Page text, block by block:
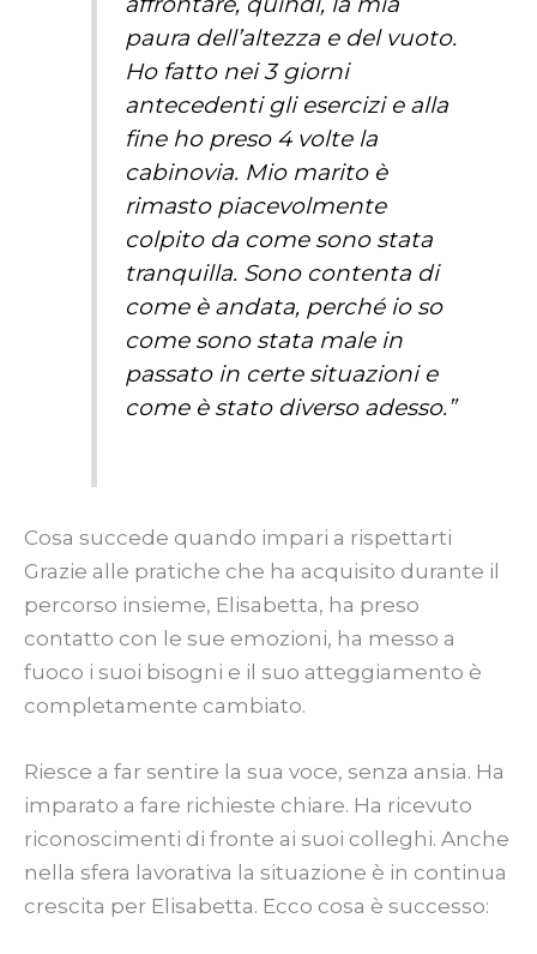
paura dell’altezza e del vuoto.
Ho fatto nei 3 giorni
antecedenti gli esercizi e alla
fine ho preso 4 volte la
cabinovia. Mio marito è
rimasto piacevolmente
colpito da come sono stata
tranquilla. Sono contenta di
come è andata, perché io so
come sono stata male in
passato in certe situazioni e
come è stato diverso adesso.”
Cosa succede quando impari a rispettarti
Grazie alle pratiche che ha acquisito durante il
percorso insieme, Elisabetta, ha preso
contatto con le sue emozioni, ha messo a
fuoco i suoi bisogni e il suo atteggiamento è
completamente cambiato.
Riesce a far sentire la sua voce, senza ansia. Ha
imparato a fare richieste chiare. Ha ricevuto
riconoscimenti di fronte ai suoi colleghi. Anche
nella sfera lavorativa la situazione è in continua
crescita per Elisabetta. Ecco cosa è successo: